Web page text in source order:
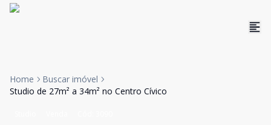
Home
Buscar imóvel
Studio de 27m² a 34m² no Centro Cívico